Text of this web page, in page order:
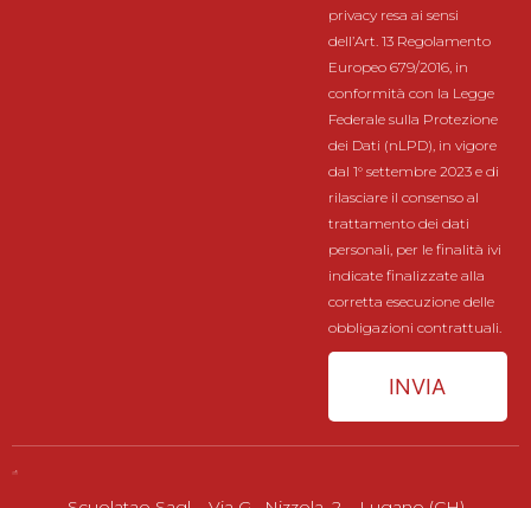
privacy resa ai sensi
dell’Art. 13 Regolamento
Europeo 679/2016, in
conformità con la Legge
Federale sulla Protezione
dei Dati (nLPD), in vigore
dal 1° settembre 2023 e di
rilasciare il consenso al
trattamento dei dati
personali, per le finalità ivi
indicate finalizzate alla
corretta esecuzione delle
obbligazioni contrattuali.
INVIA